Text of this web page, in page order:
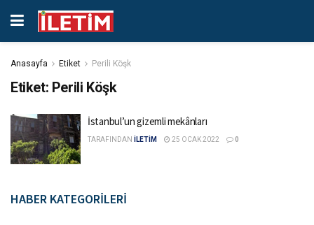
Anasayfa Etiket Perili Köşk
Etiket: Perili Köşk
İstanbul’un gizemli mekânları
TARAFINDAN İLETİM 25 OCAK 2022 0
HABER KATEGORİLERİ